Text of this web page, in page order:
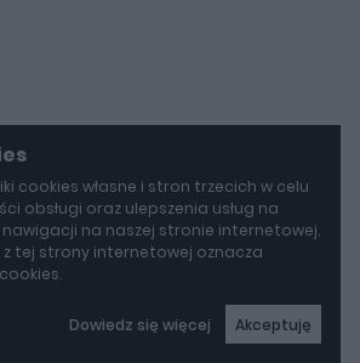
cookies własne i stron trzecich w celu
obsługi oraz ulepszenia usług na
na naszej stronie internetowej.
z tej strony internetowej oznacza
Dowiedz się więcej Akceptuję